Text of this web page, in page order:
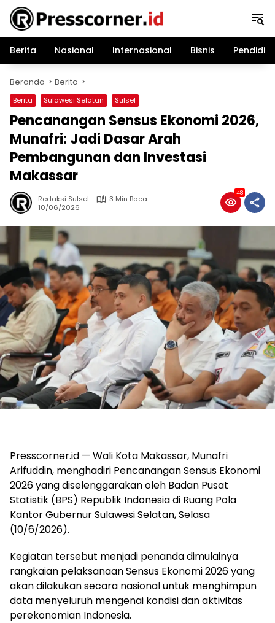
Langsung
konten
Berita
Nasional Internasional Bisnis
Beranda Berita
Berita Sulawesi Selatan Sulsel
Pencanangan Sensus Ekonomi 2026,
Munafri: Jadi Dasar Arah
Pembangunan dan Investasi
Makassar
Redaksi Sulsel
3 Min Baca
10/06/2026
48
Presscorner.id — Wali Kota Makassar, Munafri
Arifuddin, menghadiri Pencanangan Sensus Ekonomi
2026 yang diselenggarakan oleh Badan Pusat
Statistik (BPS) Republik Indonesia di Ruang Pola
Kantor Gubernur Sulawesi Selatan, Selasa
(10/6/2026).
Kegiatan tersebut menjadi penanda dimulainya
rangkaian pelaksanaan Sensus Ekonomi 2026 yang
akan dilakukan secara nasional untuk menghimpun
data menyeluruh mengenai kondisi dan aktivitas
perekonomian Indonesia.